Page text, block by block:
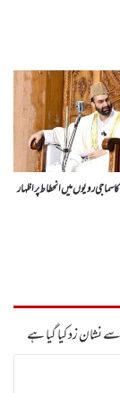
رویوں میں انحطاط پر اظہار
سے نشان زد کیا گیا ہے